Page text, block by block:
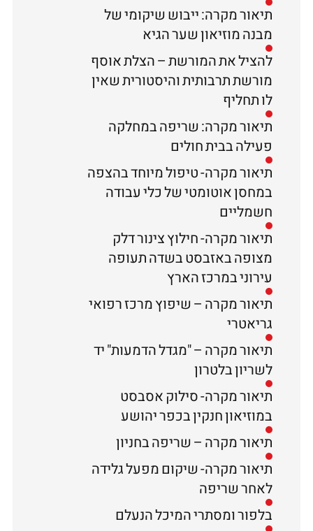
תיאור מקרה: ייבוש שיקומי של
מבנה מוזיאון שער הגיא
להציל את המורשת – הצלת אוסף
מורשת תרבותית והיסטורית שאין
לו תחליף
תיאור מקרה: שריפה במחלקה
פעילה בבית חולים
תיאור מקרה- טיפול מיוחד בהצפה
במחסן אוטומטי של כלי עבודה
חשמליים
תיאור מקרה- חילוץ צינור דלק
מצופה באזבסט בשדה תעופה
עירוני במרכז הארץ
תיאור מקרה – שיפוץ מרכז רפואי
גריאטרי
תיאור מקרה – "מגדל הדמעות" יד
לשריון בלטרון
תיאור מקרה- סילוק אסבסט
במוזיאון חנקין בכפר יהושע
תיאור מקרה – שריפה בחניון
תיאור מקרה- שיקום מפעל גלידה
לאחר שריפה
בלפור ומסתרי המיכל הנעלם